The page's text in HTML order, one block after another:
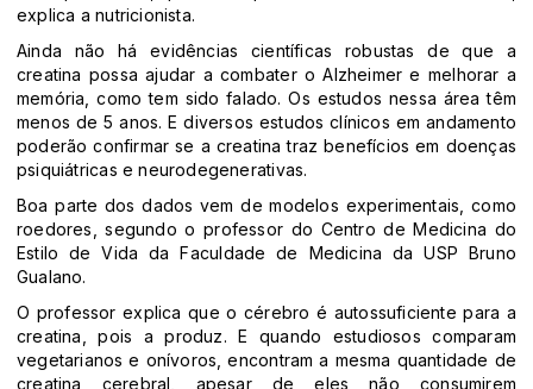
explica a nutricionista.
Ainda não há evidências científicas robustas de que a
creatina possa ajudar a combater o Alzheimer e melhorar a
memória, como tem sido falado. Os estudos nessa área têm
menos de 5 anos. E diversos estudos clínicos em andamento
poderão confirmar se a creatina traz benefícios em doenças
psiquiátricas e neurodegenerativas.
Boa parte dos dados vem de modelos experimentais, como
roedores, segundo o professor do Centro de Medicina do
Estilo de Vida da Faculdade de Medicina da USP Bruno
Gualano.
O professor explica que o cérebro é autossuficiente para a
creatina, pois a produz. E quando estudiosos comparam
vegetarianos e onívoros, encontram a mesma quantidade de
creatina cerebral, apesar de eles não consumirem